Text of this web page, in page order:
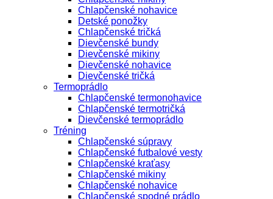
Chlapčenské nohavice
Detské ponožky
Chlapčenské tričká
Dievčenské bundy
Dievčenské mikiny
Dievčenské nohavice
Dievčenské tričká
Termoprádlo
Chlapčenské termonohavice
Chlapčenské termotričká
Dievčenské termoprádlo
Tréning
Chlapčenské súpravy
Chlapčenské futbalové vesty
Chlapčenské kraťasy
Chlapčenské mikiny
Chlapčenské nohavice
Chlapčenské spodné prádlo